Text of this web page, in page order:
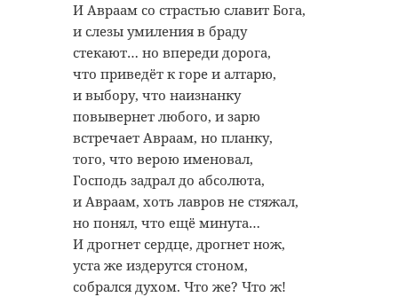
И Авраам со страстью славит Бога,
и слезы умиления в браду
стекают… но впереди дорога,
что приведёт к горе и алтарю,
и выбору, что наизнанку
повывернет любого, и зарю
встречает Авраам, но планку,
того, что верою именовал,
Господь задрал до абсолюта,
и Авраам, хоть лавров не стяжал,
но понял, что ещё минута…
И дрогнет сердце, дрогнет нож,
уста же издерутся стоном,
собрался духом. Что же? Что ж!